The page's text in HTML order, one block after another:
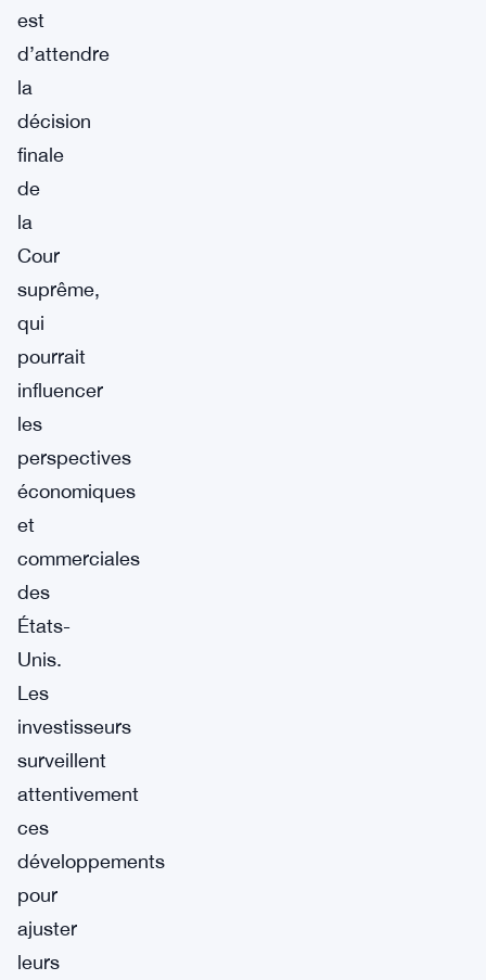
est
d’attendre
la
décision
finale
de
la
Cour
suprême,
qui
pourrait
influencer
les
perspectives
économiques
et
commerciales
des
États-
Unis.
Les
investisseurs
surveillent
attentivement
ces
développements
pour
ajuster
leurs